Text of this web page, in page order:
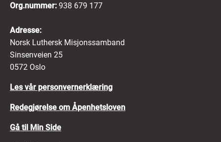
Org.nummer: 938 679 177
Adresse:
Norsk Luthersk Misjonssamband
Sinsenveien 25
0572 Oslo
Les vår personvernerklæring
Redegjørelse om Åpenhetsloven
Gå til Min Side